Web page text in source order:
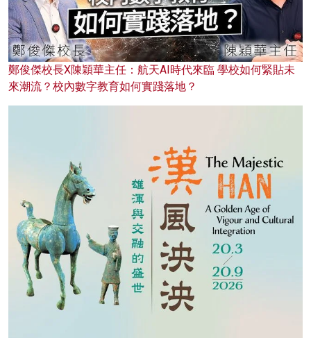
鄭俊傑校長X陳穎華主任：航天AI時代來臨 學校如何緊貼未
來潮流？校內數字教育如何實踐落地？